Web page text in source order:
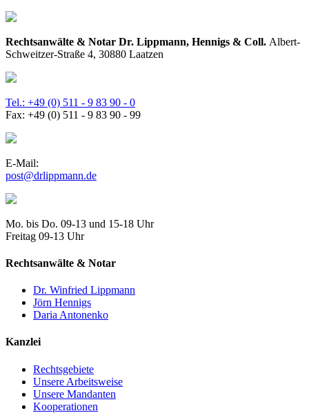
Rechtsanwälte & Notar Dr. Lippmann, Hennigs & Coll. Albert-
Schweitzer-Straße 4, 30880 Laatzen
Tel.: +49 (0) 511 - 9 83 90 - 0
Fax: +49 (0) 511 - 9 83 90 - 99
E-Mail:
post@drlippmann.de
Mo. bis Do. 09-13 und 15-18 Uhr
Freitag 09-13 Uhr
Rechtsanwälte & Notar
Dr. Winfried Lippmann
Jörn Hennigs
Daria Antonenko
Kanzlei
Rechtsgebiete
Unsere Arbeitsweise
Unsere Mandanten
Kooperationen